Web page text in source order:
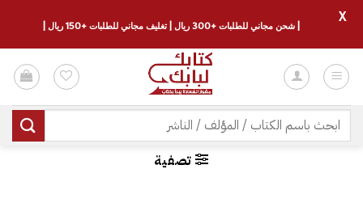
للمحتوى
البحث
عن:
تصفية
| شحن مجاني للطلبات +300 ريال | تغليف مجاني للطلبات +150 ريال |
X